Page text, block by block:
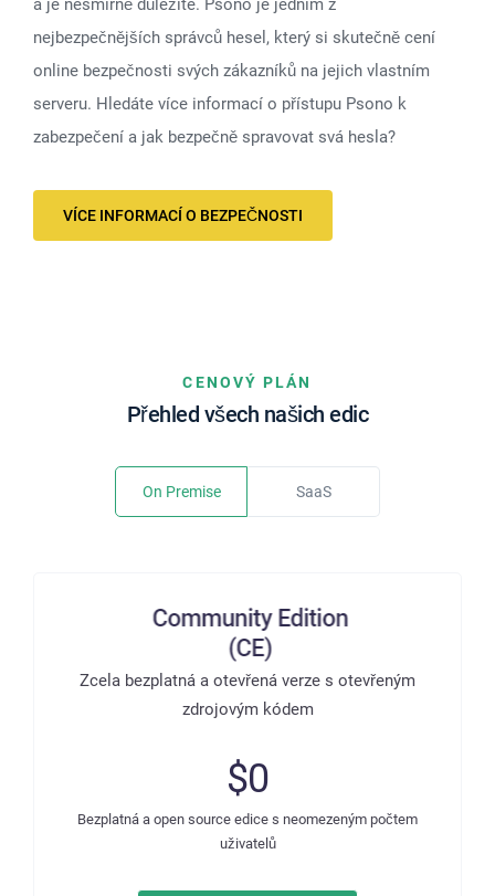
a je nesmírně důležité. Psono je jedním z
nejbezpečnějších správců hesel, který si skutečně cení
online bezpečnosti svých zákazníků na jejich vlastním
serveru. Hledáte více informací o přístupu Psono k
zabezpečení a jak bezpečně spravovat svá hesla?
VÍCE INFORMACÍ O BEZPEČNOSTI
CENOVÝ PLÁN
Přehled všech našich edic
On Premise SaaS
Zcela bezplatná a otevřená verze s otevřeným
zdrojovým kódem
$0
Bezplatná a open source edice s neomezeným počtem
uživatelů